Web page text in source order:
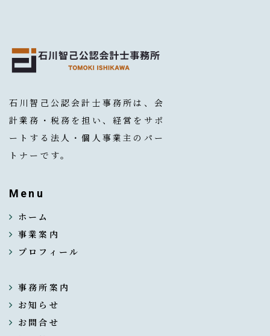
石川智己公認会計士事務所は、会
計業務・税務を担い、経営をサポ
ートする法人・個人事業主のパー
トナーです。
Menu
ホーム
事業案内
プロフィール
事務所案内
お知らせ
お問合せ